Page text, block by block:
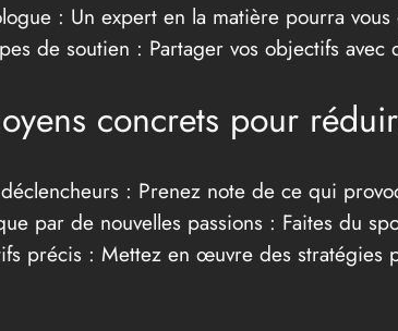
: Un expert en la matière pourra
de soutien : Partager vos objectifs
concrets pour
: Prenez note de ce qui
par de nouvelles passions : Faites du
précis : Mettez en œuvre des